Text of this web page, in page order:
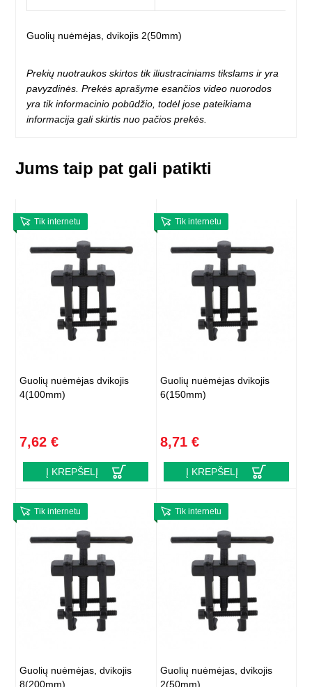
Guolių nuėmėjas, dvikojis 2(50mm)
Prekių nuotraukos skirtos tik iliustraciniams tikslams ir yra
pavyzdinės. Prekės aprašyme esančios video nuorodos
yra tik informacinio pobūdžio, todėl jose pateikiama
informacija gali skirtis nuo pačios prekės.
Jums taip pat gali patikti
Tik internetu
Guolių nuėmėjas dvikojis
4(100mm)
7,62 €
Į KREPŠELĮ
Tik internetu
Guolių nuėmėjas dvikojis
6(150mm)
8,71 €
Į KREPŠELĮ
Tik internetu
Guolių nuėmėjas, dvikojis
8(200mm)
Tik internetu
Guolių nuėmėjas, dvikojis
2(50mm)